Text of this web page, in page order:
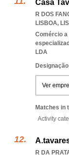
Casa
R DOS
LISBOA,
Comércio
LDA
Ver
Matches in
Activity
R DA